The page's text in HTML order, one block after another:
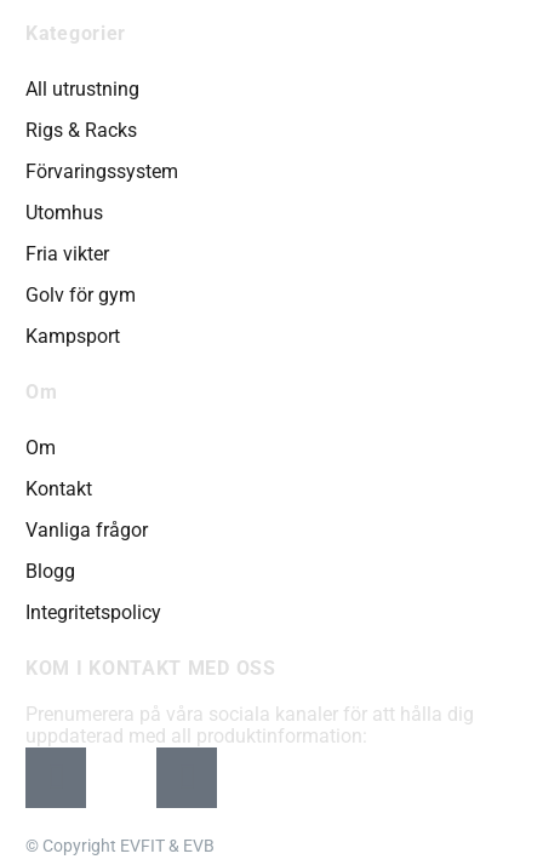
Kategorier
All utrustning
Rigs & Racks
Förvaringssystem
Utomhus
Fria vikter
Golv för gym
Kampsport
Om
Om
Kontakt
Vanliga frågor
Blogg
Integritetspolicy
KOM I KONTAKT MED OSS
Prenumerera på våra sociala kanaler för att hålla dig
uppdaterad med all produktinformation:
© Copyright EVFIT & EVB